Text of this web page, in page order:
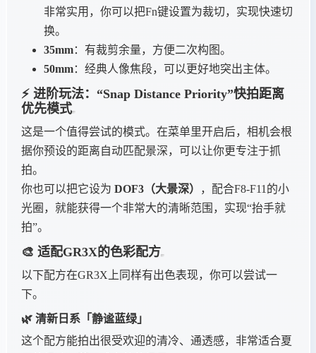
非常实用，你可以把Fn键设置为裁切，实现快速切
换。
35mm：有裁剪余量，方便二次构图。
50mm：经典人像焦段，可以更好地突出主体。
⚡ 进阶玩法：“Snap Distance Priority”快拍距离
优先模式
这是一个值得尝试的模式。在菜单里开启后，相机会根
据你预设的距离自动匹配景深，可以让你更专注于抓
拍。
你也可以把它设为 DOF3（大景深）
，配合F8-F11的小
光圈，就能获得一个非常大的清晰范围，实现“抬手就
拍”。
🎨 适配GR3X的色彩配方
以下配方在GR3X上同样有出色表现，你可以尝试一
下。
🌿 清新日系「静谧蓝绿」
这个配方能拍出很受欢迎的清冷、通透感，非常适合夏